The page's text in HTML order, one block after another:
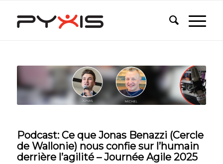
Podcast: Ce que Jonas Benazzi (Cercle
de Wallonie) nous confie sur l’humain
derrière l’agilité – Journée Agile 2025